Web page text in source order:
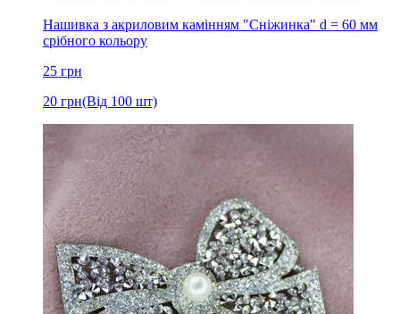
Нашивка з акриловим камінням "Сніжинка" d = 60 мм
срібного кольору
25 грн
20 грн(Від 100 шт)